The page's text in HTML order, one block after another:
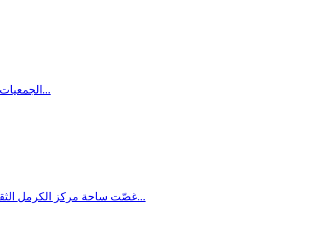
الجمعيات العربية تعاني تاريخياً من الملاحقة والتمييز في تخصيص الموارد المالية والتسهيلات الضريبية والقانون الجديد يحاول تعميق قمع حرية التنظيم...
غصّت ساحة مركز الكرمل الثقافي التربوي الحقوقي في مدينة حيفا، يوم الأحد 3.7.2016، بعدد كبير من أصدقاء وعائلة الكاتب الراحل سلمان ناطور، وذلك في لقاء خاص تم...